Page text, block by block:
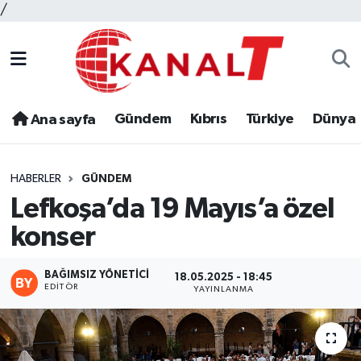
/
Ana sayfa Gündem Kıbrıs Türkiye Dünya
HABERLER GÜNDEM
Lefkoşa’da 19 Mayıs’a özel
konser
BAĞIMSIZ YÖNETICI
EDITÖR
18.05.2025 - 18:45
YAYINLANMA